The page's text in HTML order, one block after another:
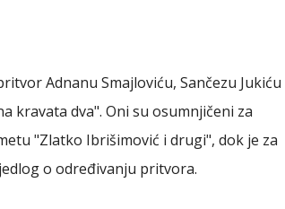
Adnanu Smajloviću, Sančezu Jukiću
kravata dva". Oni su osumnjičeni za
"Zlatko Ibrišimović i drugi", dok je za
o određivanju pritvora.